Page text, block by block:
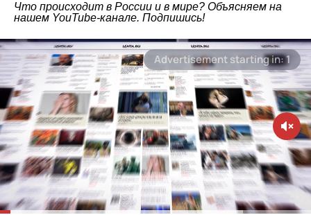
Что происходит в России и в мире? Объясняем на
нашем YouTube-канале. Подпишись!